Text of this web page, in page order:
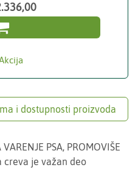
i dostupnosti proizvoda
VARENJE PSA, PROMOVIŠE
creva je važan deo